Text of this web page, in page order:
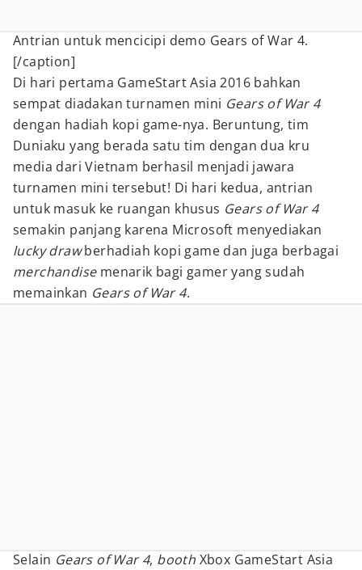
Antrian untuk mencicipi demo Gears of War 4.
[/caption]
Di hari pertama GameStart Asia 2016 bahkan
sempat diadakan turnamen mini Gears of War 4
dengan hadiah kopi game-nya. Beruntung, tim
Duniaku yang berada satu tim dengan dua kru
media dari Vietnam berhasil menjadi jawara
turnamen mini tersebut! Di hari kedua, antrian
untuk masuk ke ruangan khusus Gears of War 4
semakin panjang karena Microsoft menyediakan
lucky drawberhadiah kopi game dan juga berbagai
merchandisemenarik bagi gamer yang sudah
memainkan Gears of War 4.
Selain Gears of War 4, booth Xbox GameStart Asia